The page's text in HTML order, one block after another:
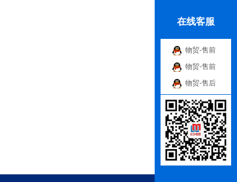
在线客服
物贸-售前
物贸-售前
物贸-售后